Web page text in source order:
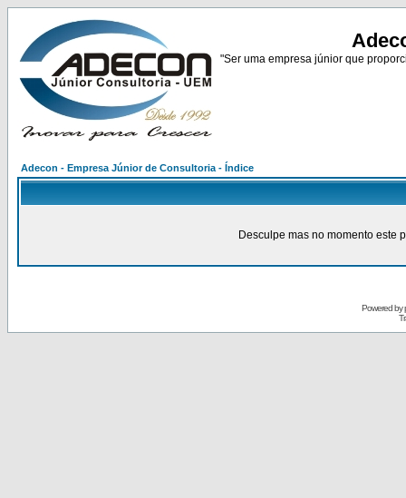
"Ser uma empresa júnior que
Adecon - Empresa Júnior de Consultoria - Índice
Desculpe mas no momento este
Powered by